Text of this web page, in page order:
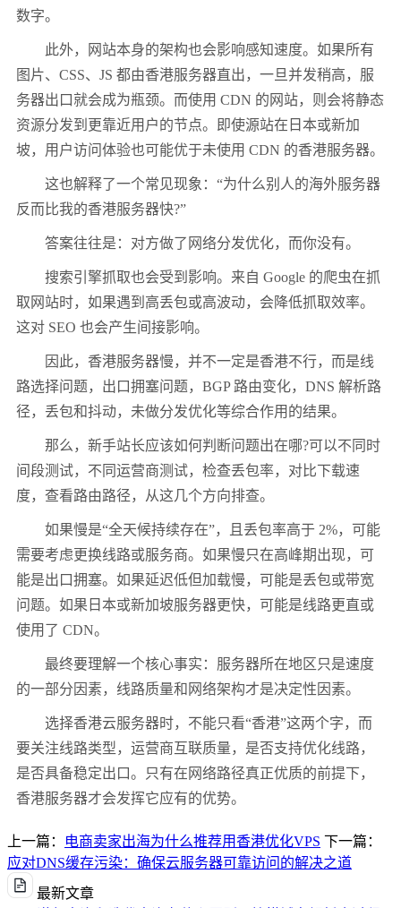
数字。
此外，网站本身的架构也会影响感知速度。如果所有
图片、CSS、JS 都由香港服务器直出，一旦并发稍高，服
务器出口就会成为瓶颈。而使用 CDN 的网站，则会将静态
资源分发到更靠近用户的节点。即使源站在日本或新加
坡，用户访问体验也可能优于未使用 CDN 的香港服务器。
这也解释了一个常见现象：“为什么别人的海外服务器
反而比我的香港服务器快?”
答案往往是：对方做了网络分发优化，而你没有。
搜索引擎抓取也会受到影响。来自 Google 的爬虫在抓
取网站时，如果遇到高丢包或高波动，会降低抓取效率。
这对 SEO 也会产生间接影响。
因此，香港服务器慢，并不一定是香港不行，而是线
路选择问题，出口拥塞问题，BGP 路由变化，DNS 解析路
径，丢包和抖动，未做分发优化等综合作用的结果。
那么，新手站长应该如何判断问题出在哪?可以不同时
间段测试，不同运营商测试，检查丢包率，对比下载速
度，查看路由路径，从这几个方向排查。
如果慢是“全天候持续存在”，且丢包率高于 2%，可能
需要考虑更换线路或服务商。如果慢只在高峰期出现，可
能是出口拥塞。如果延迟低但加载慢，可能是丢包或带宽
问题。如果日本或新加坡服务器更快，可能是线路更直或
使用了 CDN。
最终要理解一个核心事实：服务器所在地区只是速度
的一部分因素，线路质量和网络架构才是决定性因素。
选择香港云服务器时，不能只看“香港”这两个字，而
要关注线路类型，运营商互联质量，是否支持优化线路，
是否具备稳定出口。只有在网络路径真正优质的前提下，
香港服务器才会发挥它应有的优势。
上一篇： 电商卖家出海为什么推荐用香港优化VPS 下一篇：
应对DNS缓存污染：确保云服务器可靠访问的解决之道
最新文章